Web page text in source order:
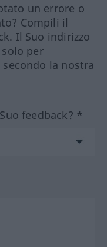
un errore o
Compili il
Il Suo indirizzo
per
la nostra
feedback? *